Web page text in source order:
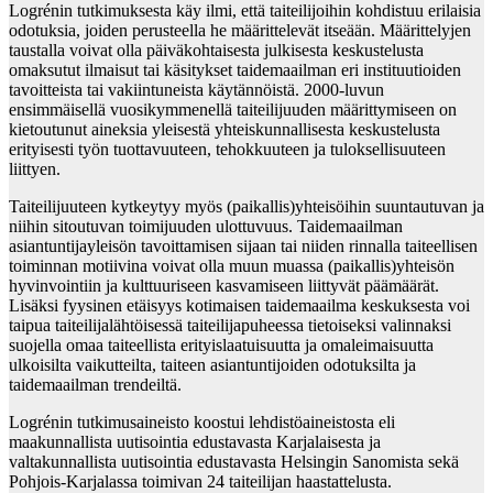
Logrénin tutkimuksesta käy ilmi, että taiteilijoihin kohdistuu erilaisia
odotuksia, joiden perusteella he määrittelevät itseään. Määrittelyjen
taustalla voivat olla päiväkohtaisesta julkisesta keskustelusta
omaksutut ilmaisut tai käsitykset taidemaailman eri instituutioiden
tavoitteista tai vakiintuneista käytännöistä. 2000-luvun
ensimmäisellä vuosikymmenellä taiteilijuuden määrittymiseen on
kietoutunut aineksia yleisestä yhteiskunnallisesta keskustelusta
erityisesti työn tuottavuuteen, tehokkuuteen ja tuloksellisuuteen
liittyen.
Taiteilijuuteen kytkeytyy myös (paikallis)yhteisöihin suuntautuvan ja
niihin sitoutuvan toimijuuden ulottuvuus. Taidemaailman
asiantuntijayleisön tavoittamisen sijaan tai niiden rinnalla taiteellisen
toiminnan motiivina voivat olla muun muassa (paikallis)yhteisön
hyvinvointiin ja kulttuuriseen kasvamiseen liittyvät päämäärät.
Lisäksi fyysinen etäisyys kotimaisen taidemaailma keskuksesta voi
taipua taiteilijalähtöisessä taiteilijapuheessa tietoiseksi valinnaksi
suojella omaa taiteellista erityislaatuisuutta ja omaleimaisuutta
ulkoisilta vaikutteilta, taiteen asiantuntijoiden odotuksilta ja
taidemaailman trendeiltä.
Logrénin tutkimusaineisto koostui lehdistöaineistosta eli
maakunnallista uutisointia edustavasta Karjalaisesta ja
valtakunnallista uutisointia edustavasta Helsingin Sanomista sekä
Pohjois-Karjalassa toimivan 24 taiteilijan haastattelusta.